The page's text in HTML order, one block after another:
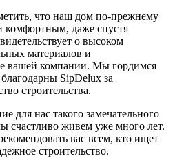
что наш дом по-прежнему
комфортным, даже спустя
о высоком
материалов и
вашей компании. Мы гордимся
SipDelux за
строительства.
для нас такого замечательного
счастливо живем уже много лет.
вас всем, кто ищет
строительство.